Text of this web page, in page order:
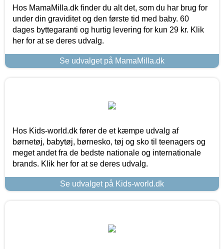
Hos MamaMilla.dk finder du alt det, som du har brug for
under din graviditet og den første tid med baby. 60
dages byttegaranti og hurtig levering for kun 29 kr. Klik
her for at se deres udvalg.
Se udvalget på MamaMilla.dk
Hos Kids-world.dk fører de et kæmpe udvalg af
børnetøj, babytøj, børnesko, tøj og sko til teenagers og
meget andet fra de bedste nationale og internationale
brands. Klik her for at se deres udvalg.
Se udvalget på Kids-world.dk